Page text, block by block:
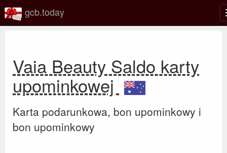
gcb.today
Vaia Beauty Saldo karty
upominkowej
Karta podarunkowa, bon upominkowy i
bon upominkowy